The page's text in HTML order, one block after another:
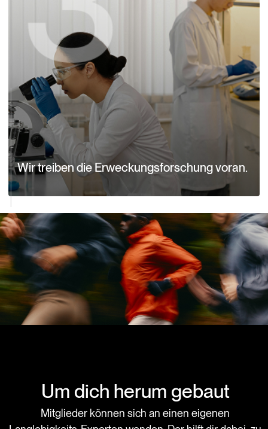
Wir treiben die Erweckungsforschung voran.
Um dich herum gebaut
Mitglieder können sich an einen eigenen